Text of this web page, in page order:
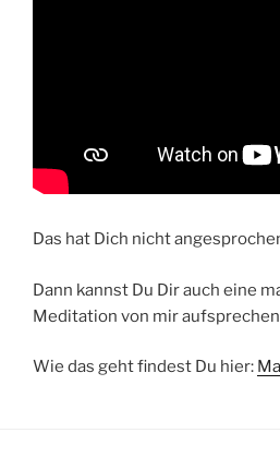
Das hat Dich nicht
Dann kannst Du Dir auch eine
Meditation von mir
Wie das geht findest Du hier: